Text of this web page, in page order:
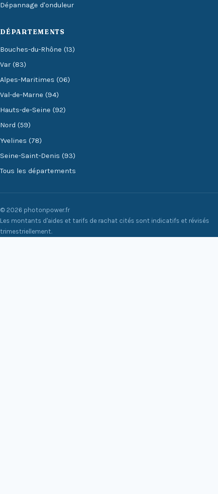
Dépannage d'onduleur
DÉPARTEMENTS
Bouches-du-Rhône (13)
Var (83)
Alpes-Maritimes (06)
Val-de-Marne (94)
Hauts-de-Seine (92)
Nord (59)
Yvelines (78)
Seine-Saint-Denis (93)
Tous les départements
© 2026 photonpower.fr
Les montants d'aides et tarifs de rachat cités sont indicatifs et révisés
trimestriellement.